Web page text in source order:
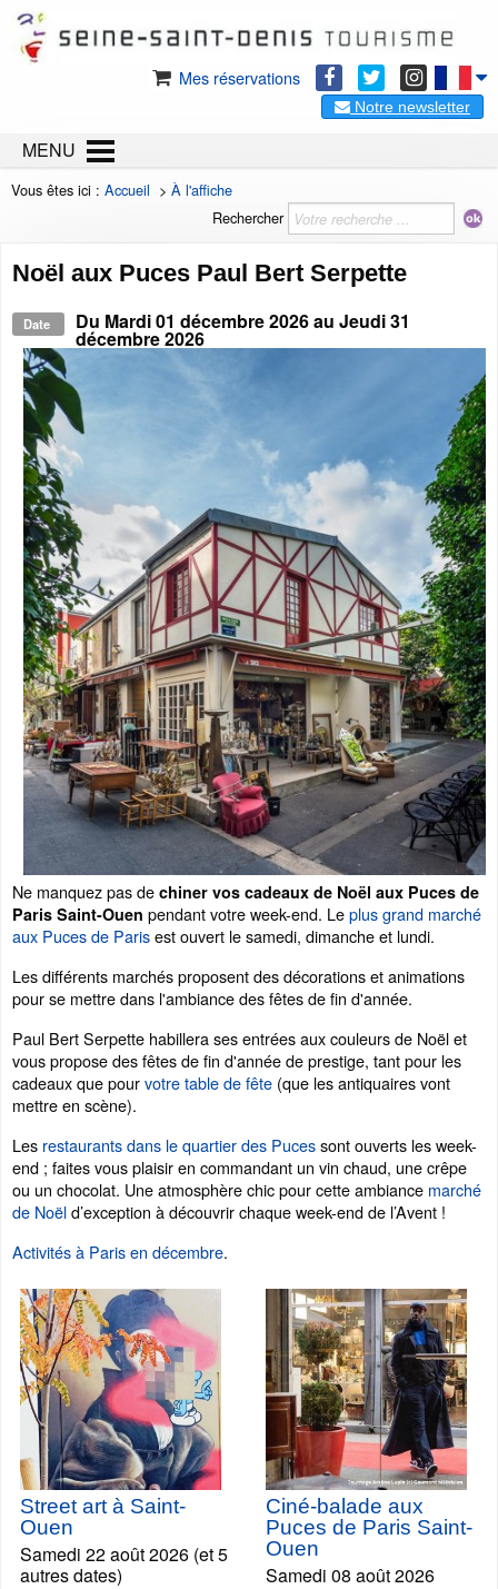
Mes réservations
Notre newsletter
MENU
Vous êtes ici : Accueil > À l'affiche
Rechercher
Noël aux Puces Paul Bert Serpette
Date Du Mardi 01 décembre 2026au Jeudi 31
décembre 2026
Ne manquez pas de chiner vos cadeaux de Noël aux Puces de
Paris Saint-Ouen pendant votre week-end. Leplus grand marché
aux Puces de Parisest ouvert le samedi, dimanche et lundi.
Les différents marchés proposent des décorations et animations
pour se mettre dans l'ambiance des fêtes de fin d'année.
Paul Bert Serpette habillera ses entrées aux couleurs de Noël et
vous propose des fêtes de fin d'année de prestige, tant pour les
cadeaux que pourvotre table de fête (que les antiquaires vont
mettre en scène).
Les restaurants dans le quartier des Pucessont ouverts les week-
end ; faites vous plaisir en commandant un vin chaud, une crêpe
ou un chocolat. Une atmosphère chic pour cette ambiance marché
de Noëld’exception à découvrir chaque week-end de l’Avent !
Activités à Paris en décembre.
Street art à Saint-
Ouen
Samedi 22 août 2026 (et 5
autres dates)
Ciné-balade aux
Puces de Paris Saint-
Ouen
Samedi 08 août 2026